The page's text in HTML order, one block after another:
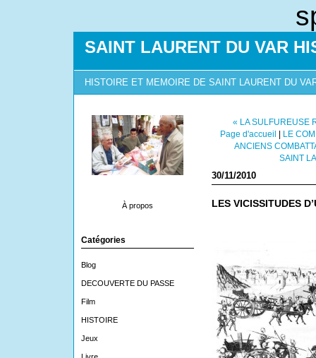
SAINT LAURENT DU VAR
HISTOIRE ET MEMOIRE DE SAINT LAURENT DU
À propos
Catégories
Blog
DECOUVERTE DU PASSE
Film
HISTOIRE
Jeux
« LA SULFUREUSE
Page d'accueil | LE
ANCIENS
SAINT
30/11/2010
LES VICISSITUDES